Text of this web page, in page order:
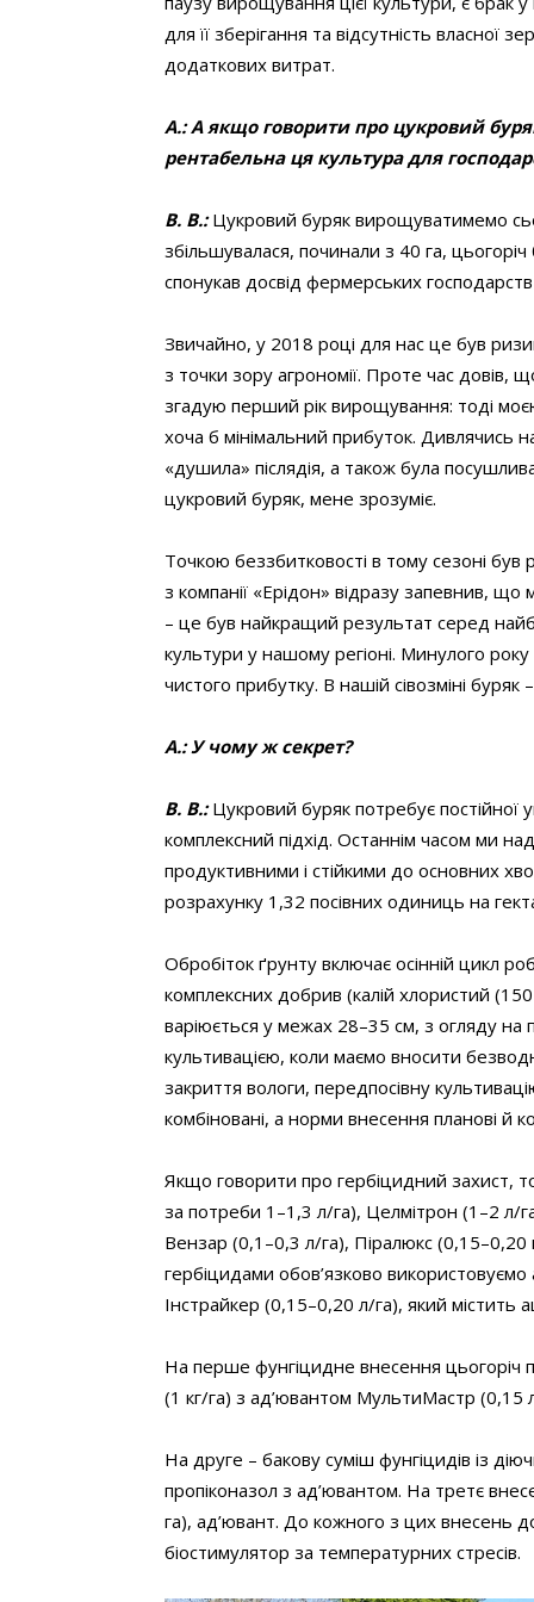
для її зберігання та відсутність
додаткових витрат.
А.: А якщо говорити про цукровий
рентабельна ця культура для
В. В.:Цукровий буряк вирощуватимемо
збільшувалася, починали з 40 га,
спонукав досвід фермерських господарств
Звичайно, у 2018 році для нас це був
з точки зору агрономії. Проте час довів,
згадую перший рік вирощування: тоді
хоча б мінімальний прибуток. Дивлячись
«душила» післядія, а також була
цукровий буряк, мене зрозуміє.
Точкою беззбитковості в тому сезоні
з компанії «Ерідон» відразу запевнив,
– це був найкращий результат серед
культури у нашому регіоні. Минулого
чистого прибутку. В нашій сівозміні
А.: У чому ж секрет?
В. В.:Цукровий буряк потребує постійної
комплексний підхід. Останнім часом ми
продуктивними і стійкими до основних
розрахунку 1,32 посівних одиниць на
Обробіток ґрунту включає осінній цикл
комплексних добрив (калій хлористий
варіюється у межах 28–35 см, з огляду на
культивацією, коли маємо вносити
закриття вологи, передпосівну
комбіновані, а норми внесення планові й
Якщо говорити про гербіцидний захист,
за потреби 1–1,3 л/га), Целмітрон (1–2 л/
Вензар (0,1–0,3 л/га), Піралюкс
гербіцидами обов’язково
Інстрайкер (0,15–0,20 л/га), який містить
На перше фунгіцидне внесення цьогоріч
(1 кг/га) з ад’ювантом МультиМастр (0,15
На друге – бакову суміш фунгіцидів із
пропіконазол з ад’ювантом. На третє
га), ад’ювант. До кожного з цих внесень
біостимулятор за температурних стресів.